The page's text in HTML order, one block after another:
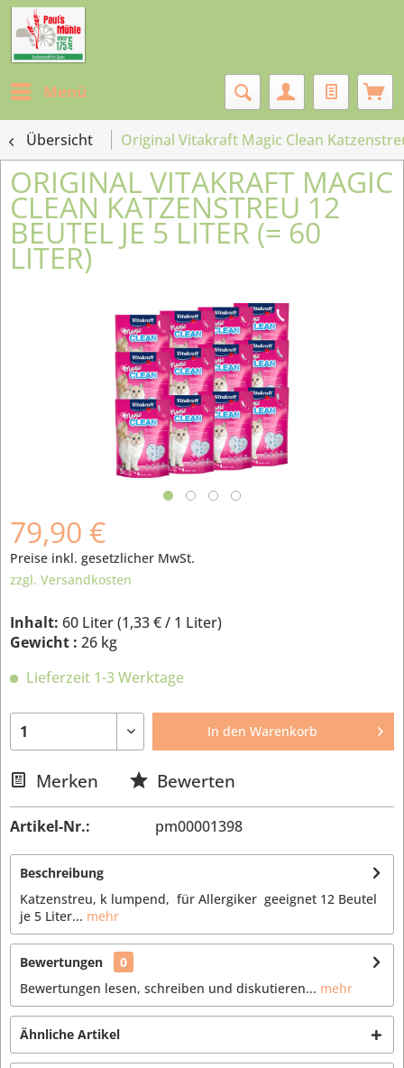
Menü
Übersicht Original Vitakraft Magic Clean
ORIGINAL VITAKRAFT MAGIC
CLEAN KATZENSTREU 12
BEUTEL JE 5 LITER (= 60
LITER)
79,90 €
Preise inkl. gesetzlicher MwSt.
zzgl. Versandkosten
Inhalt: 60 Liter (1,33 €/ 1 Liter)
Gewicht : 26 kg
Lieferzeit 1-3 Werktage
In den Warenkorb
Merken Bewerten
Artikel-Nr.: pm00001398
Beschreibung
Katzenstreu, k lumpend, für Allergiker geeignet 12 Beutel
je 5 Liter... mehr
Bewertungen
0
Bewertungen lesen, schreiben und diskutieren... mehr
Ähnliche Artikel